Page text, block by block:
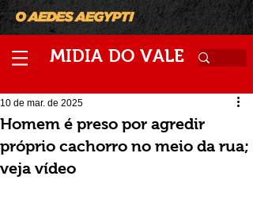
MIDIA DO VALE
Homem é preso por agredir
próprio cachorro no meio da rua;
veja vídeo
10 de mar. de 2025